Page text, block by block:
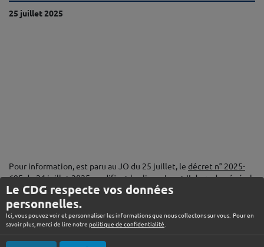
Le CDG respecte vos données
personnelles.
Ici, vous pouvez voir et personnaliser les informations que nous collectons sur vous. Pour en
savoir plus, merci de lire notre politique de confidentialité
25 juillet 2025
Pour information, est paru au JO du 25 juillet, le décret n° 2025-
695 du 24 juillet 2025 modifiant les livres Ier et II du code général
de la fonction publique et relatif aux dispositions réglementaires
du livre III du même code
réglementaire du Code général de la fonction publique, procède à
une actualisation de certaines références juridiques des livres Ier
et II et corrige certaines erreurs matérielles de codification